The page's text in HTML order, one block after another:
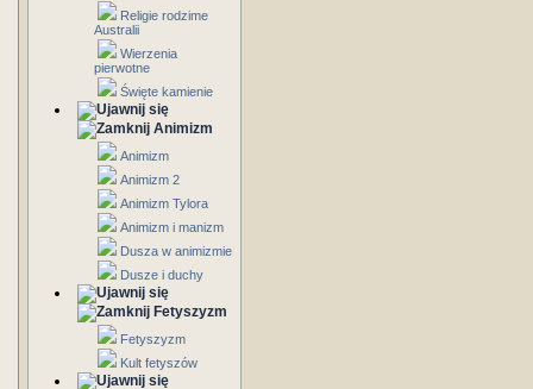
Religie rodzime
Australii
Wierzenia
pierwotne
Święte kamienie
Animizm
Animizm
Animizm 2
Animizm Tylora
Animizm i manizm
Dusza w animizmie
Dusze i duchy
Fetyszyzm
Fetyszyzm
Kult fetyszów